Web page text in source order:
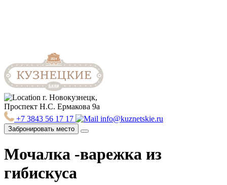
г. Новокузнецк,
Проспект Н.С. Ермакова 9а
+7 3843 56 17 17
info@kuznetskie.ru
Забронировать место
Мочалка -варежка из
гибискуса